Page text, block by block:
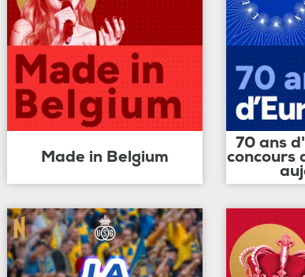
Made in Belgium
70 ans
concours